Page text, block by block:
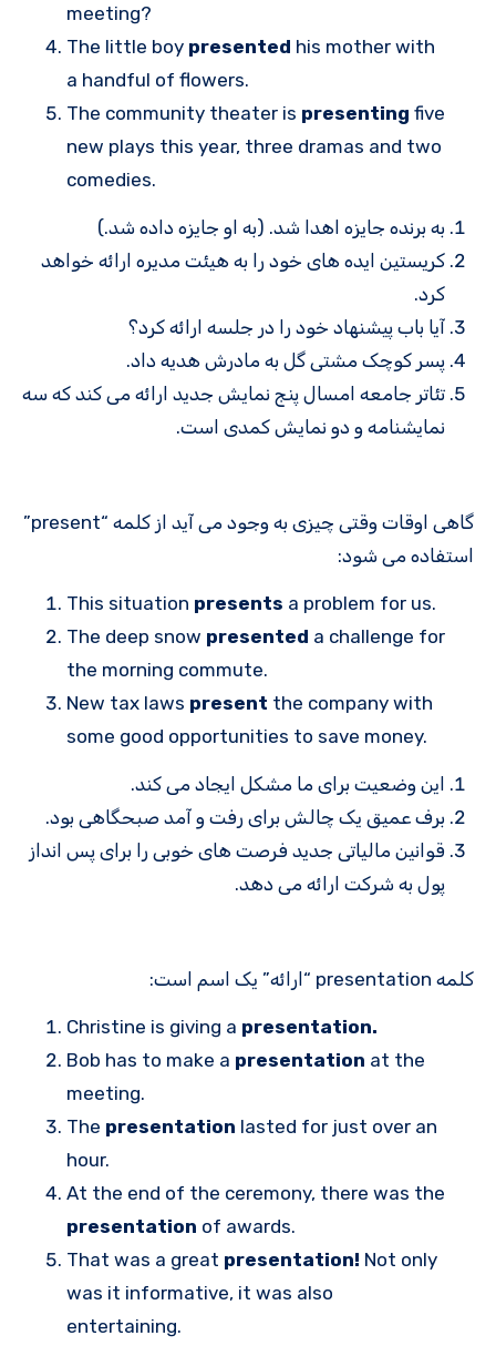
meeting?
The little boy presented his mother with
a handful of flowers.
The community theater is presenting five
new plays this year, three dramas and two
comedies.
به برنده جایزه اهدا شد. (به او جایزه داده شد.)
کریستین ایده های خود را به هیئت مدیره ارائه خواهد
کرد.
آیا باب پیشنهاد خود را در جلسه ارائه کرد؟
پسر کوچک مشتی گل به مادرش هدیه داد.
تئاتر جامعه امسال پنج نمایش جدید ارائه می کند که سه
نمایشنامه و دو نمایش کمدی است.
گاهی اوقات وقتی چیزی به وجود می آید از کلمه “present”
استفاده می شود:
This situation presents a problem for us.
The deep snow presented a challenge for
the morning commute.
New tax laws present the company with
some good opportunities to save money.
این وضعیت برای ما مشکل ایجاد می کند.
برف عمیق یک چالش برای رفت و آمد صبحگاهی بود.
قوانین مالیاتی جدید فرصت های خوبی را برای پس انداز
پول به شرکت ارائه می دهد.
کلمه presentation “ارائه” یک اسم است:
Christine is giving a presentation.
Bob has to make a presentation at the
meeting.
The presentation lasted for just over an
hour.
At the end of the ceremony, there was the
presentation of awards.
That was a great presentation! Not only
was it informative, it was also
entertaining.